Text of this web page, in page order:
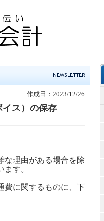
作成日：2023/12/26
イス）の保存
な理由がある場合を除
す。
費に関するものに、下